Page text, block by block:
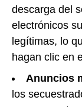
descarga del
electrónicos
legítimas, lo
hagan clic en
Anuncios
los